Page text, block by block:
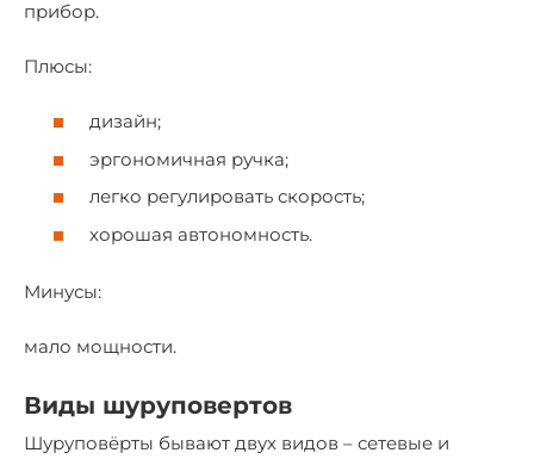
прибор.
Плюсы:
дизайн;
эргономичная ручка;
легко регулировать скорость;
хорошая автономность.
Минусы:
мало мощности.
Виды шуруповертов
Шуруповёрты бывают двух видов – сетевые и